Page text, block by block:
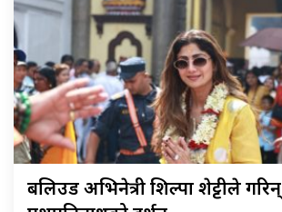
बलिउड अभिनेत्री शिल्पा शेट्टीले गरिन्